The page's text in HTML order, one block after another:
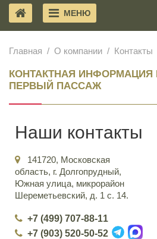
МЕНЮ
Главная О компании Контакты
КОНТАКТНАЯ ИНФОРМАЦИЯ
ПЕРВЫЙ ПАССАЖ
Наши контакты
141720, Московская
область, г. Долгопрудный,
Южная улица, микрорайон
Шереметьевский, д. 1 с. 14.
+7 (499) 707-88-11
+7 (903) 520-50-52